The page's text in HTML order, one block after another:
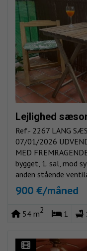
Lejlighed
Ref.- 2267 LANG
07/01/2026
MED
bygget, 1. sal, mod
anden stående
900 €/måned
54 m2 1